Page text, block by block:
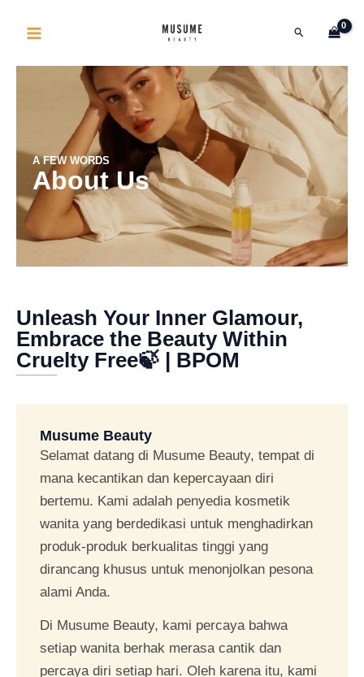
Cari
A FEW WORDS
About Us
Unleash Your Inner Glamour,
Embrace the Beauty Within
Cruelty Free🍃 | BPOM
Musume Beauty
Selamat datang di Musume Beauty, tempat di
mana kecantikan dan kepercayaan diri
bertemu. Kami adalah penyedia kosmetik
wanita yang berdedikasi untuk menghadirkan
produk-produk berkualitas tinggi yang
dirancang khusus untuk menonjolkan pesona
alami Anda.
Di Musume Beauty, kami percaya bahwa
setiap wanita berhak merasa cantik dan
percaya diri setiap hari. Oleh karena itu, kami